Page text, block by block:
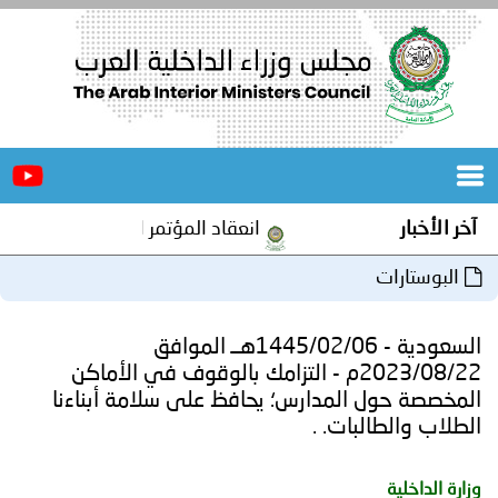
الرئيسية
المجلس
مؤتمرات
و
جهود
آخر الأخبار انعقاد المؤتمر العربي الثاني عشر
البوستارات
السعودية - 1445/02/06هــ الموافق
2023/08/22م - التزامك بالوقوف في الأماكن
المخصصة حول المدارس؛ يحافظ على سلامة أبناءنا
الطلاب والطالبات. .
وزارة الداخلية